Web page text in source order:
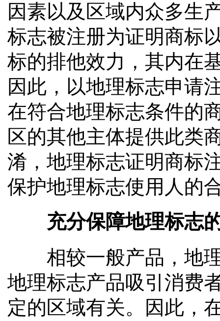
因素以及区域内众多生
标志被注册为证明商标
标的排他效力，其内在
因此，以地理标志申请
在符合地理标志条件的
区的其他主体提供此类
淆，地理标志证明商标
保护地理标志使用人的
充分保障地理标志的
相较一般产品，地理
地理标志产品吸引消费
定的区域有关。因此，